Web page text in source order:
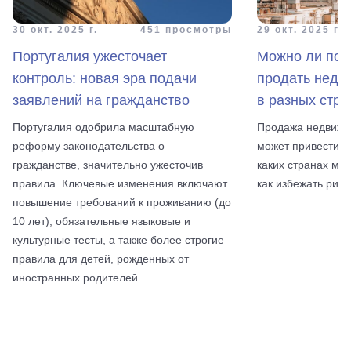
30 окт. 2025 г. 451 просмотры
Португалия ужесточает
контроль: новая эра подачи
заявлений на гражданство
Португалия одобрила масштабную
реформу законодательства о
гражданстве, значительно ужесточив
правила. Ключевые изменения включают
повышение требований к проживанию (до
10 лет), обязательные языковые и
культурные тесты, а также более строгие
правила для детей, рожденных от
иностранных родителей.
29 окт. 2025 г.
Можно ли
продать
в разных
Продажа
может привести
каких странах
как избежать